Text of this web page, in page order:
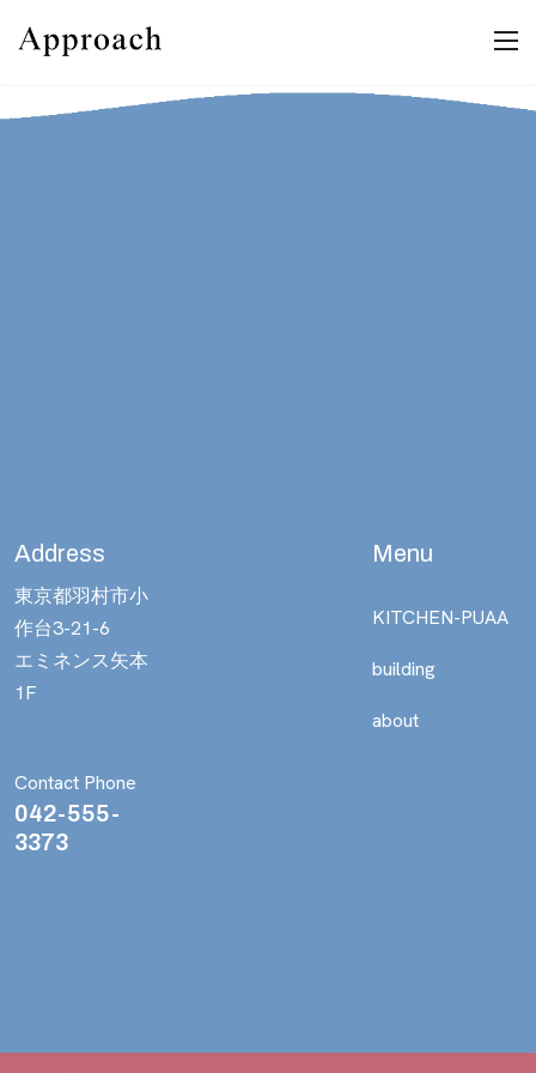
Address
東京都羽村市小
作台3-21-6
エミネンス矢本
1F
Contact Phone
042-555-
3373
Menu
KITCHEN-PUAA
building
about